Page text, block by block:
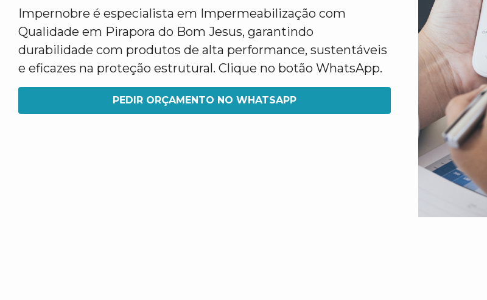
Impernobre é especialista em Impermeabilização com
Qualidade em Pirapora do Bom Jesus, garantindo
durabilidade com produtos de alta performance, sustentáveis
e eficazes na proteção estrutural. Clique no botão WhatsApp.
PEDIR ORÇAMENTO NO WHATSAPP